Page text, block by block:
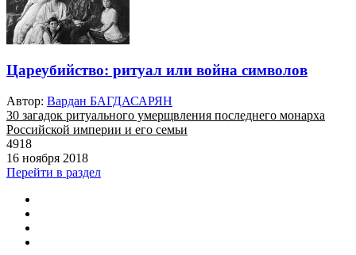
Цареубийство: ритуал или война символов
Автор: Вардан БАГДАСАРЯН
30 загадок ритуального умерщвления последнего монарха
Российской империи и его семьи
4918
16 ноября 2018
Перейти в раздел